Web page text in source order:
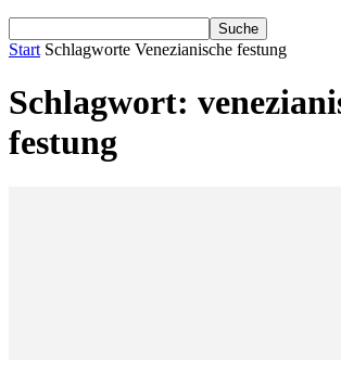
Start Schlagworte Venezianische festung
Schlagwort:
festung